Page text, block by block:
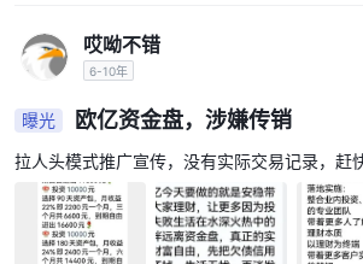
哎呦不错
6-10年
曝光 欧亿资金盘，涉嫌传销
拉人头模式推广宣传，没有实际交易记录，赶